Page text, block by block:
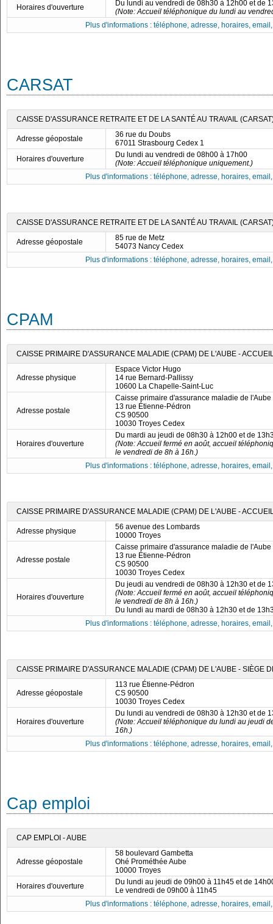
Horaires d'ouverture
Du lundi au vendredi de 08h30 à 12h00 et de
(Note: Accueil téléphonique du lundi au
Plus d'informations : téléphone, adresse, horaires,
CARSAT
CAISSE D'ASSURANCE RETRAITE ET DE LA SANTÉ AU TRAVAIL
Adresse géopostale
36 rue du Doubs
67011 Strasbourg Cedex 1
Horaires d'ouverture
Du lundi au vendredi de 08h00 à 17h00
(Note: Accueil téléphonique uniquement.)
Plus d'informations : téléphone, adresse, horaires,
CAISSE D'ASSURANCE RETRAITE ET DE LA SANTÉ AU TRAVAIL
Adresse géopostale
85 rue de Metz
54073 Nancy Cedex
Plus d'informations : téléphone, adresse, horaires,
CPAM
CAISSE PRIMAIRE D'ASSURANCE MALADIE (CPAM) DE L'AUBE -
Adresse physique
Espace Victor Hugo
14 rue Bernard-Pallissy
10600 La Chapelle-Saint-Luc
Adresse postale
Caisse primaire d'assurance maladie de l'Aube
13 rue Étienne-Pédron
CS 90500
10030 Troyes Cedex
Horaires d'ouverture
Du mardi au jeudi de 08h30 à 12h00 et de
(Note: Accueil fermé en août, accueil
le vendredi de 8h à 16h.)
Plus d'informations : téléphone, adresse, horaires,
CAISSE PRIMAIRE D'ASSURANCE MALADIE (CPAM) DE L'AUBE -
Adresse physique
56 avenue des Lombards
10000 Troyes
Adresse postale
Caisse primaire d'assurance maladie de l'Aube
13 rue Étienne-Pédron
CS 90500
10030 Troyes Cedex
Horaires d'ouverture
Du jeudi au vendredi de 08h30 à 12h30 et de
(Note: Accueil fermé en août, accueil
le vendredi de 8h à 16h.)
Du lundi au mardi de 08h30 à 12h30 et de
Plus d'informations : téléphone, adresse, horaires,
CAISSE PRIMAIRE D'ASSURANCE MALADIE (CPAM) DE L'AUBE - SIÈGE
Adresse géopostale
113 rue Étienne-Pédron
CS 90500
10030 Troyes Cedex
Horaires d'ouverture
Du lundi au vendredi de 08h30 à 12h30 et de
(Note: Accueil téléphonique du lundi au jeudi
16h.)
Plus d'informations : téléphone, adresse, horaires,
Cap emploi
CAP EMPLOI - AUBE
Adresse géopostale
58 boulevard Gambetta
Ohé Prométhée Aube
10000 Troyes
Horaires d'ouverture
Du lundi au jeudi de 09h00 à 11h45 et de
Le vendredi de 09h00 à 11h45
Plus d'informations : téléphone, adresse, horaires,